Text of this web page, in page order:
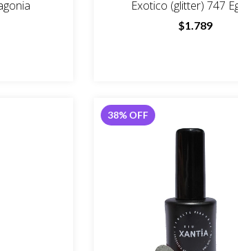
Exotico (glitter) 747
$1.789
38% OFF